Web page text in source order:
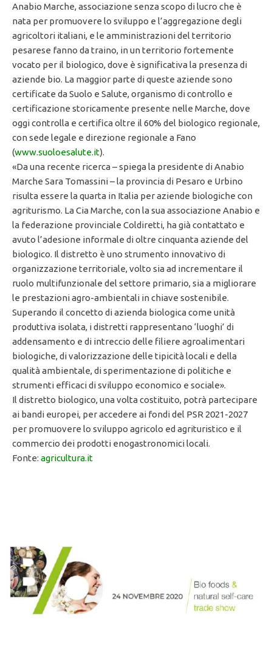
Anabio Marche, associazione senza scopo di lucro che è
nata per promuovere lo sviluppo e l’aggregazione degli
agricoltori italiani, e le amministrazioni del territorio
pesarese fanno da traino, in un territorio fortemente
vocato per il biologico, dove è significativa la presenza di
aziende bio. La maggior parte di queste aziende sono
certificate da Suolo e Salute, organismo di controllo e
certificazione storicamente presente nelle Marche, dove
oggi controlla e certifica oltre il 60% del biologico regionale,
con sede legale e direzione regionale a Fano
(www.suoloesalute.it).
«Da una recente ricerca – spiega la presidente di Anabio
Marche Sara Tomassini – la provincia di Pesaro e Urbino
risulta essere la quarta in Italia per aziende biologiche con
agriturismo. La Cia Marche, con la sua associazione Anabio e
la federazione provinciale Coldiretti, ha già contattato e
avuto l’adesione informale di oltre cinquanta aziende del
biologico. Il distretto è uno strumento innovativo di
organizzazione territoriale, volto sia ad incrementare il
ruolo multifunzionale del settore primario, sia a migliorare
le prestazioni agro-ambientali in chiave sostenibile.
Superando il concetto di azienda biologica come unità
produttiva isolata, i distretti rappresentano ‘luoghi’ di
addensamento e di intreccio delle filiere agroalimentari
biologiche, di valorizzazione delle tipicità locali e della
qualità ambientale, di sperimentazione di politiche e
strumenti efficaci di sviluppo economico e sociale».
Il distretto biologico, una volta costituito, potrà partecipare
ai bandi europei, per accedere ai fondi del PSR 2021-2027
per promuovere lo sviluppo agricolo ed agrituristico e il
commercio dei prodotti enogastronomici locali.
Fonte: agricultura.it